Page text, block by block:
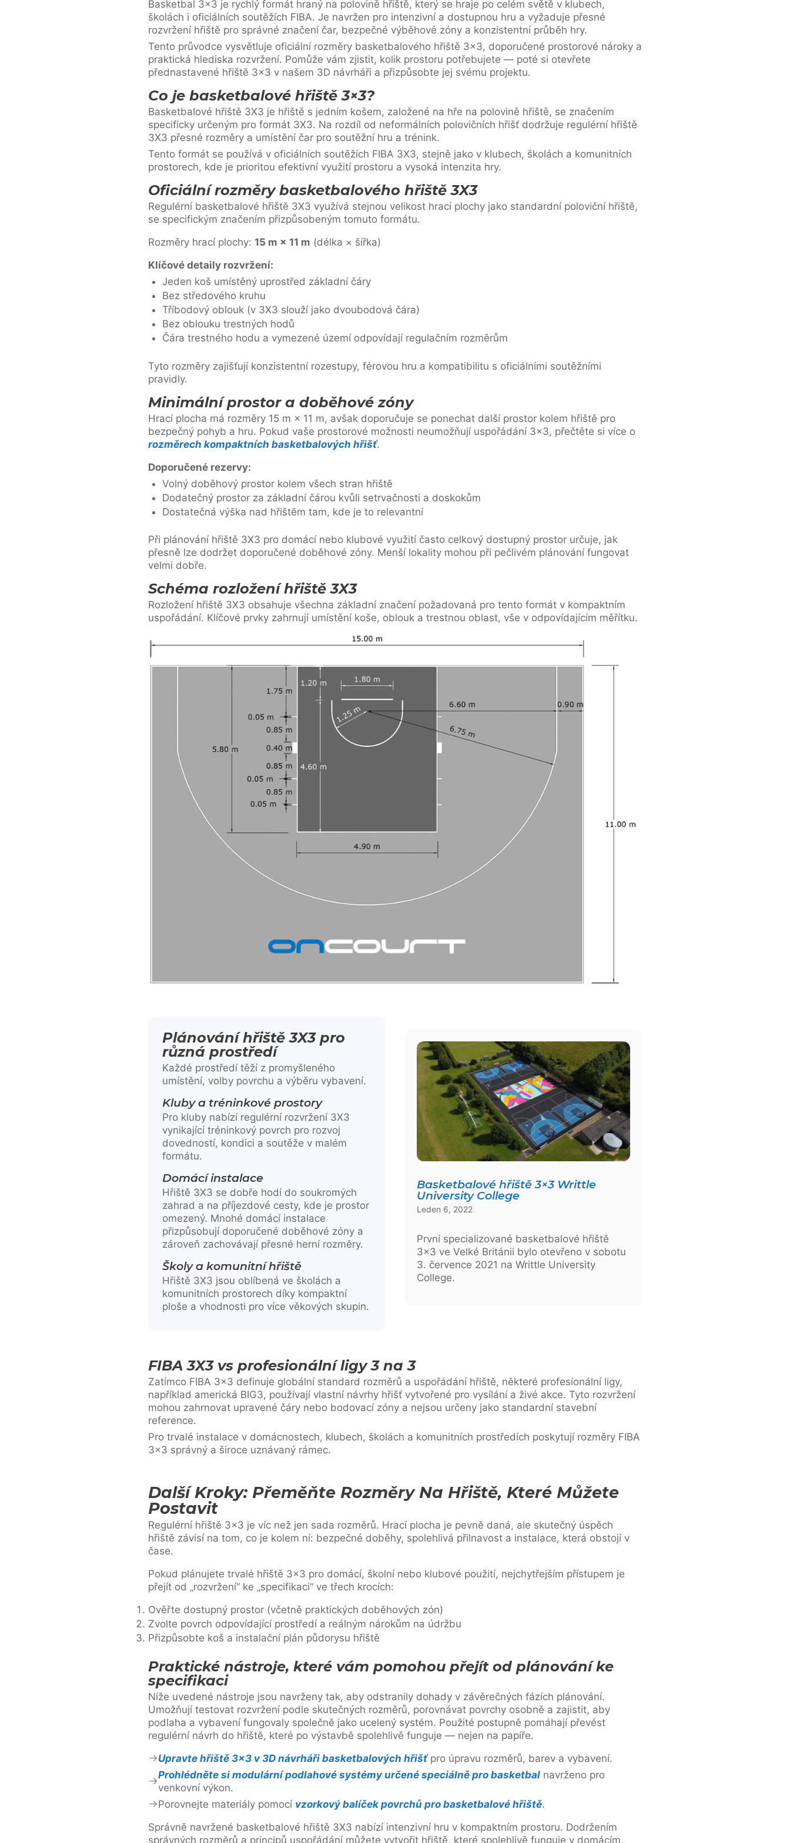
Basketbal 3×3 je rychlý formát hraný na polovině hřiště, který se hraje po celém světě v klubech,
školách i oficiálních soutěžích FIBA. Je navržen pro intenzivní a dostupnou hru a vyžaduje přesné
rozvržení hřiště pro správné značení čar, bezpečné výběhové zóny a konzistentní průběh hry.
Tento průvodce vysvětluje oficiální rozměry basketbalového hřiště 3×3, doporučené prostorové nároky a
praktická hlediska rozvržení. Pomůže vám zjistit, kolik prostoru potřebujete — poté si otevřete
přednastavené hřiště 3×3 v našem 3D návrháři a přizpůsobte jej svému projektu.
Co je basketbalové hřiště 3×3?
Basketbalové hřiště 3X3 je hřiště s jedním košem, založené na hře na polovině hřiště, se značením
specificky určeným pro formát 3X3. Na rozdíl od neformálních polovičních hřišť dodržuje regulérní hřiště
3X3 přesné rozměry a umístění čar pro soutěžní hru a trénink.
Tento formát se používá v oficiálních soutěžích FIBA 3X3, stejně jako v klubech, školách a komunitních
prostorech, kde je prioritou efektivní využití prostoru a vysoká intenzita hry.
Oficiální rozměry basketbalového hřiště 3X3
Regulérní basketbalové hřiště 3X3 využívá stejnou velikost hrací plochy jako standardní poloviční hřiště,
se specifickým značením přizpůsobeným tomuto formátu.
Rozměry hrací plochy: 15 m × 11 m (délka × šířka)
Klíčové detaily rozvržení:
Jeden koš umístěný uprostřed základní čáry
Bez středového kruhu
Tříbodový oblouk (v 3X3 slouží jako dvoubodová čára)
Bez oblouku trestných hodů
Čára trestného hodu a vymezené území odpovídají regulačním rozměrům
Tyto rozměry zajišťují konzistentní rozestupy, férovou hru a kompatibilitu s oficiálními soutěžními
pravidly.
Minimální prostor a doběhové zóny
Hrací plocha má rozměry 15 m × 11 m, avšak doporučuje se ponechat další prostor kolem hřiště pro
bezpečný pohyb a hru. Pokud vaše prostorové možnosti neumožňují uspořádání 3×3, přečtěte si více o
rozměrech kompaktních basketbalových hřišť.
Doporučené rezervy:
Volný doběhový prostor kolem všech stran hřiště
Dodatečný prostor za základní čárou kvůli setrvačnosti a doskokům
Dostatečná výška nad hřištěm tam, kde je to relevantní
Při plánování hřiště 3X3 pro domácí nebo klubové využití často celkový dostupný prostor určuje, jak
přesně lze dodržet doporučené doběhové zóny. Menší lokality mohou při pečlivém plánování fungovat
velmi dobře.
Schéma rozložení hřiště 3X3
Rozložení hřiště 3X3 obsahuje všechna základní značení požadovaná pro tento formát v kompaktním
uspořádání. Klíčové prvky zahrnují umístění koše, oblouk a trestnou oblast, vše v odpovídajícím měřítku.
Plánování hřiště 3X3 pro
různá prostředí
Každé prostředí těží z promyšleného
umístění, volby povrchu a výběru vybavení.
Kluby a tréninkové prostory
Pro kluby nabízí regulérní rozvržení 3X3
vynikající tréninkový povrch pro rozvoj
dovedností, kondici a soutěže v malém
formátu.
Domácí instalace
Hřiště 3X3 se dobře hodí do soukromých
zahrad a na příjezdové cesty, kde je prostor
omezený. Mnohé domácí instalace
přizpůsobují doporučené doběhové zóny a
zároveň zachovávají přesné herní rozměry.
Školy a komunitní hřiště
Hřiště 3X3 jsou oblíbená ve školách a
komunitních prostorech díky kompaktní
ploše a vhodnosti pro více věkových skupin.
Basketbalové hřiště 3×3 Writtle
University College
Leden 6, 2022
První specializované basketbalové hřiště
3×3 ve Velké Británii bylo otevřeno v sobotu
3. července 2021 na Writtle University
College.
FIBA 3X3 vs profesionální ligy 3 na 3
Zatímco FIBA 3×3 definuje globální standard rozměrů a uspořádání hřiště, některé profesionální ligy,
například americká BIG3, používají vlastní návrhy hřišť vytvořené pro vysílání a živé akce. Tyto rozvržení
mohou zahrnovat upravené čáry nebo bodovací zóny a nejsou určeny jako standardní stavební
reference.
Pro trvalé instalace v domácnostech, klubech, školách a komunitních prostředích poskytují rozměry FIBA
3×3 správný a široce uznávaný rámec.
Další Kroky: Přeměňte Rozměry Na Hřiště, Které Můžete
Postavit
Regulérní hřiště 3×3 je víc než jen sada rozměrů. Hrací plocha je pevně daná, ale skutečný úspěch
hřiště závisí na tom, co je kolem ní: bezpečné doběhy, spolehlivá přilnavost a instalace, která obstojí v
čase.
Pokud plánujete trvalé hřiště 3×3 pro domácí, školní nebo klubové použití, nejchytřejším přístupem je
přejít od „rozvržení“ ke „specifikaci“ ve třech krocích:
Ověřte dostupný prostor (včetně praktických doběhových zón)
Zvolte povrch odpovídající prostředí a reálným nárokům na údržbu
Přizpůsobte koš a instalační plán půdorysu hřiště
Praktické nástroje, které vám pomohou přejít od plánování ke
specifikaci
Níže uvedené nástroje jsou navrženy tak, aby odstranily dohady v závěrečných fázích plánování.
Umožňují testovat rozvržení podle skutečných rozměrů, porovnávat povrchy osobně a zajistit, aby
podlaha a vybavení fungovaly společně jako ucelený systém. Použité postupně pomáhají převést
regulérní návrh do hřiště, které po výstavbě spolehlivě funguje — nejen na papíře.
Upravte hřiště 3×3 v 3D návrháři basketbalových hřišťpro úpravu rozměrů, barev a vybavení.
Prohlédněte si modulární podlahové systémy určené speciálně pro basketbal navrženo pro
venkovní výkon.
Porovnejte materiály pomocí vzorkový balíček povrchů pro basketbalové hřiště.
Správně navržené basketbalové hřiště 3X3 nabízí intenzivní hru v kompaktním prostoru. Dodržením
správných rozměrů a principů uspořádání můžete vytvořit hřiště, které spolehlivě funguje v domácím,